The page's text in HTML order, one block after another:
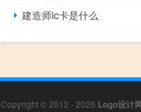
建造师ic卡是什么
Copyright © 2012 - 2026 Logo设计